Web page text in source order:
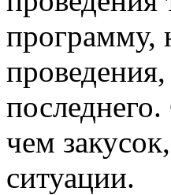
программу,
чем
ситуации.